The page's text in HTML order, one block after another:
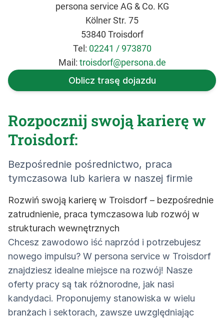
persona service AG & Co. KG
Kölner Str. 75
53840 Troisdorf
Tel: 02241 / 973870
Mail: troisdorf@persona.de
Oblicz trasę dojazdu
Rozpocznij swoją karierę w
Troisdorf:
Bezpośrednie pośrednictwo, praca
tymczasowa lub kariera w naszej firmie
Rozwiń swoją karierę w Troisdorf – bezpośrednie
zatrudnienie, praca tymczasowa lub rozwój w
strukturach wewnętrznych
Chcesz zawodowo iść naprzód i potrzebujesz
nowego impulsu? W persona service w Troisdorf
znajdziesz idealne miejsce na rozwój! Nasze
oferty pracy są tak różnorodne, jak nasi
kandydaci. Proponujemy stanowiska w wielu
branżach i sektorach, zawsze uwzględniając